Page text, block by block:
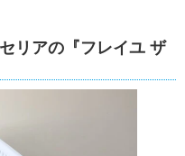
リアの『フレイユ ザ